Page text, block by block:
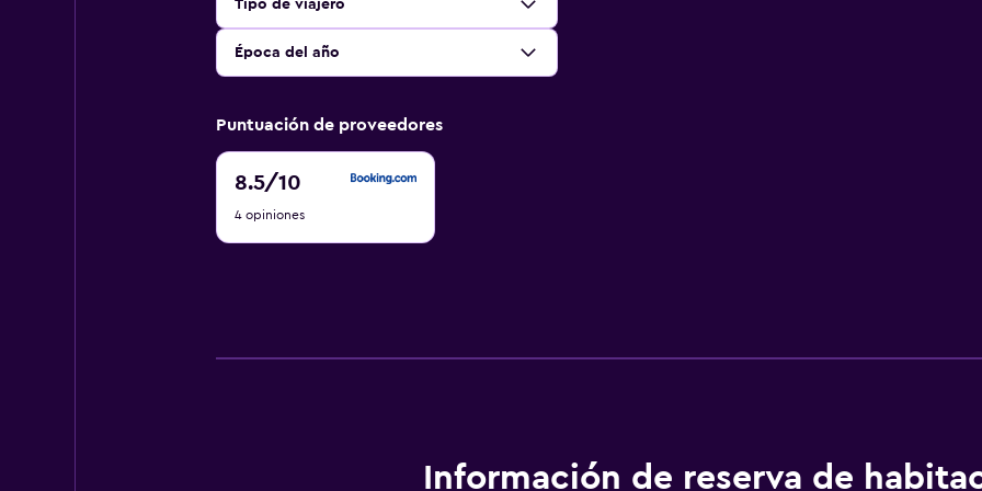
Tipo de viajero
Época del año
Puntuación de proveedores
8.5/10
8.5
10
4 opiniones
Información de reserva de